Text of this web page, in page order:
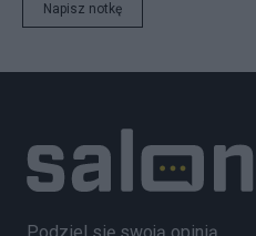
Napisz notkę
Podziel się swoją opinią